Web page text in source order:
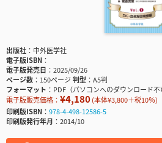
出版社
中外医学社
電子版ISBN
電子版発売日
2025/09/26
ページ数
150ページ判型
A5判
フォーマット
PDF（パソコンへのダウンロード不
電子版販売価格： ¥4,180(本体¥3,800＋税10％)
印刷版ISBN
978-4-498-12586-5
印刷版発行年月
2014/10